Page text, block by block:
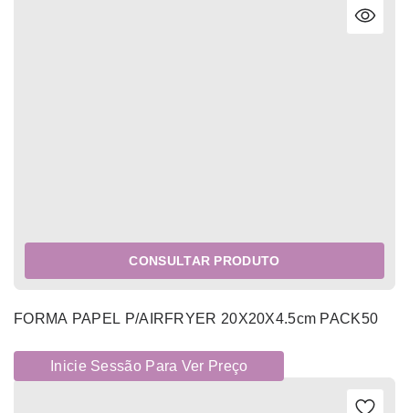
CONSULTAR PRODUTO
FORMA PAPEL P/AIRFRYER 20X20X4.5cm PACK50
Inicie Sessão Para Ver Preço